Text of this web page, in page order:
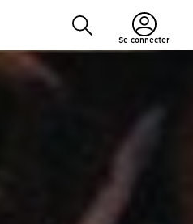
Se connecter